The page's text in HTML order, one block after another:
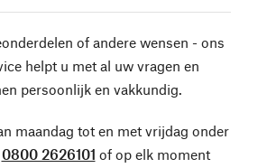
of andere wensen - ons
helpt u met al uw vragen en
persoonlijk en vakkundig.
maandag tot en met vrijdag onder
0800 2626101 of op elk moment